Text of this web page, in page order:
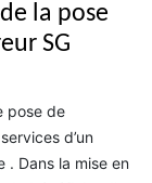
la pose
SG
pose de
d’un
. Dans la mise en